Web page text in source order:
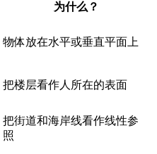
为什么？
物体放在水平或垂直平面上
把楼层看作人所在的表面
把街道和海岸线看作线性参
照